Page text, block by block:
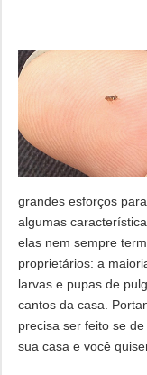
grandes esforços
algumas
elas nem sempre
proprietários: a
larvas e pupas de
cantos da casa.
precisa ser feito se
sua casa e você